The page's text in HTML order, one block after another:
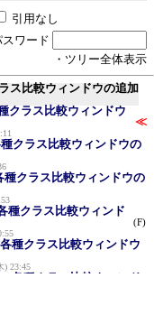
引用なし
スワード
・ツリー全体表示
ス比較ウィンドウの追加
クラス比較ウィンドウ
≪
クラス比較ウィンドウの
種クラス比較ウィンドウの
種クラス比較ウィンド
(F)
種クラス比較ウィンドウ
) 23:45
各種クラス比較ウィンド